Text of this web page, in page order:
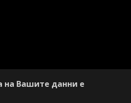
на Вашите данни е